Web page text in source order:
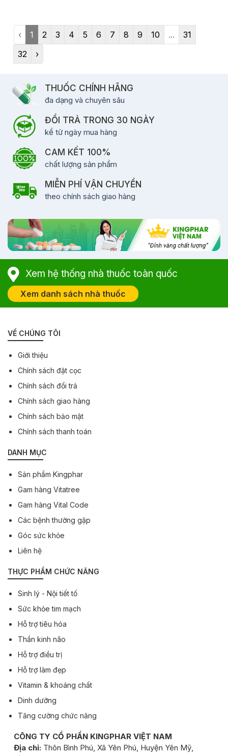
‹ 1 2 3 4 5 6 7 8 9 10 ...
31
32
›
THUỐC CHÍNH HÃNG
đa dạng và chuyên sâu
ĐỔI TRẢ TRONG 30 NGÀY
kể từ ngày mua hàng
CAM KẾT 100%
chất lượng sản phẩm
MIỄN PHÍ VẬN CHUYỂN
theo chính sách giao hàng
Xem hệ thống nhà thuốc toàn quốc
Xem danh sách nhà thuốc
VỀ CHÚNG TÔI
Giới thiệu
Chính sách đặt cọc
Chính sách đổi trả
Chính sách giao hàng
Chính sách bảo mật
Chính sách thanh toán
DANH MỤC
Sản phẩm Kingphar
Gam hàng Vitatree
Gam hàng Vital Code
Các bệnh thường gặp
Góc sức khỏe
Liên hệ
THỰC PHẨM CHỨC NĂNG
Sinh lý - Nội tiết tố
Sức khỏe tim mạch
Hỗ trợ tiêu hóa
Thần kinh não
Hỗ trợ điều trị
Hỗ trợ làm đẹp
Vitamin & khoáng chất
Dinh dưỡng
Tăng cường chức năng
CÔNG TY CỔ PHẦN KINGPHAR VIỆT NAM
Địa chỉ: Thôn Bình Phú, Xã Yên Phú, Huyện Yên Mỹ,